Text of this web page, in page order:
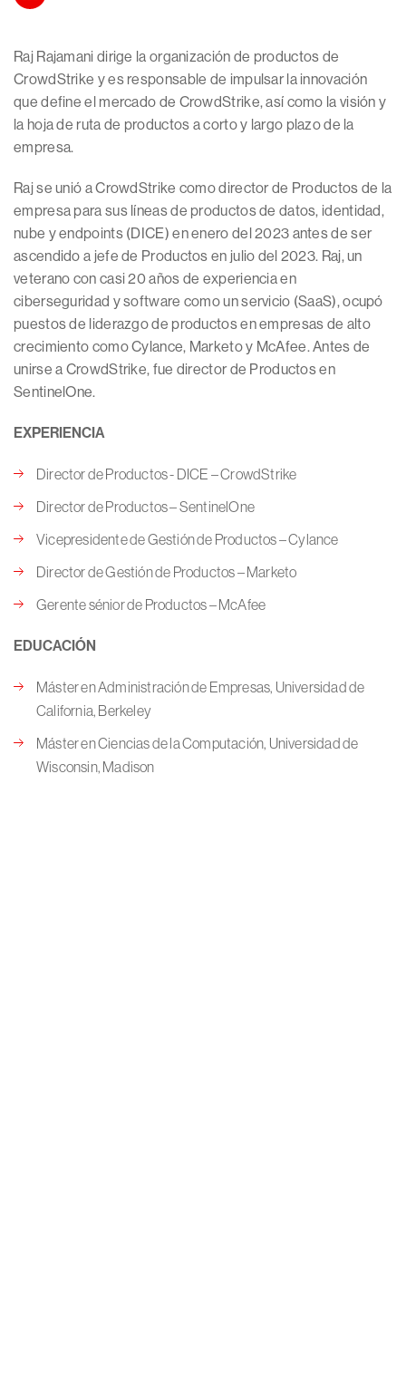
Raj Rajamani dirige la organización de productos de
CrowdStrike y es responsable de impulsar la innovación
que define el mercado de CrowdStrike, así como la visión y
la hoja de ruta de productos a corto y largo plazo de la
empresa.
Raj se unió a CrowdStrike como director de Productos de la
empresa para sus líneas de productos de datos, identidad,
nube y endpoints (DICE) en enero del 2023 antes de ser
ascendido a jefe de Productos en julio del 2023. Raj, un
veterano con casi 20 años de experiencia en
ciberseguridad y software como un servicio (SaaS), ocupó
puestos de liderazgo de productos en empresas de alto
crecimiento como Cylance, Marketo y McAfee. Antes de
unirse a CrowdStrike, fue director de Productos en
SentinelOne.
EXPERIENCIA
Director de Productos - DICE – CrowdStrike
Director de Productos – SentinelOne
Vicepresidente de Gestión de Productos – Cylance
Director de Gestión de Productos – Marketo
Gerente sénior de Productos – McAfee
EDUCACIÓN
Máster en Administración de Empresas, Universidad de
California, Berkeley
Máster en Ciencias de la Computación, Universidad de
Wisconsin, Madison